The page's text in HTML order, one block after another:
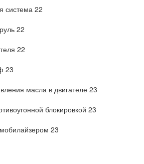
система 22
22
22
23
масла в двигателе 23
блокировкой 23
23